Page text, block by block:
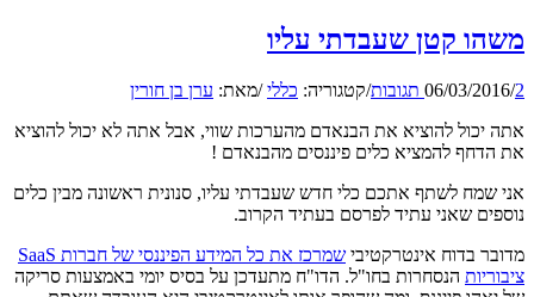
משהו קטן שעבדתי עליו
06/03/2016/2 תגובות /קטגוריה: כללי /מאת: ערן בן חורין
אתה יכול להוציא את הבנאדם מהערכות שווי, אבל אתה לא יכול להוציא
את הדחף להמציא כלים פיננסים מהבנאדם !
אני שמח לשתף אתכם כלי חדש שעבדתי עליו, סנונית ראשונה מבין כלים
נוספים שאני עתיד לפרסם בעתיד הקרוב.
מדובר בדוח אינטרקטיבי
שמרכז את כל המידע הפיננסי של חברות SaaS
ציבוריות הנסחרות בחו"ל. הדו"ח מתעדכן על בסיס יומי באמצעות סריקה